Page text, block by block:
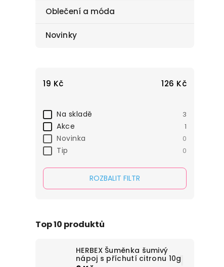
Oblečení a móda
Novinky
19 Kč 126 Kč
Na skladě 3
Akce 1
Novinka 0
Tip 0
ROZBALIT FILTR
Top 10 produktů
HERBEX Šuměnka šumivý
nápoj s příchutí citronu 10g